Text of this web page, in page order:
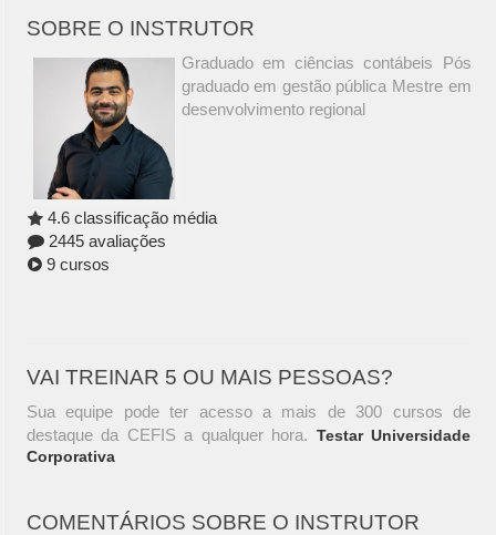
SOBRE O INSTRUTOR
Graduado em ciências contábeis Pós
graduado em gestão pública Mestre em
desenvolvimento regional
4.6 classificação média
2445 avaliações
9 cursos
VAI TREINAR 5 OU MAIS PESSOAS?
Sua equipe pode ter acesso a mais de 300 cursos de
destaque da CEFIS a qualquer hora. Testar Universidade
Corporativa
COMENTÁRIOS SOBRE O INSTRUTOR